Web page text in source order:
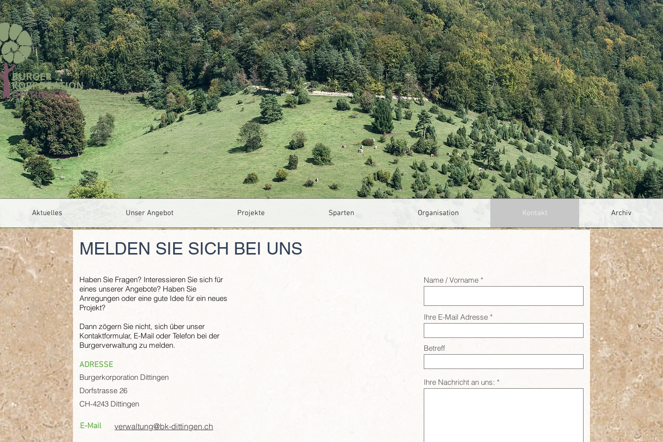
Anmelden
MELDEN SIE SICH BEI UNS
Haben Sie Fragen? Interessieren Sie sich für
eines unserer Angebote? Haben Sie
Anregungen oder eine gute Idee für ein neues
Projekt?
Dann zögern Sie nicht, sich über unser
Kontaktformular, E-Mail oder Telefon bei der
Burgerverwaltung zu melden.
ADRESSE
Burgerkorporation Dittingen
Dorfstrasse 26
CH-4243 Dittingen
E-Mail verwaltung@bk-dittingen.ch
Name / Vorname
Ihre E-Mail Adresse
Betreff
Ihre Nachricht an uns:
Aktuelles Unser Angebot Projekte Sparten Organisation Kontakt Archiv